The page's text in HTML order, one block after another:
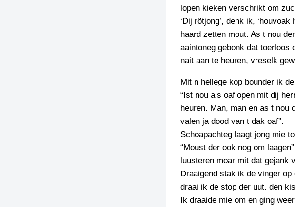
lopen kieken verschrikt om
‘Dij rötjong’, denk ik,
haard zetten mout. As t nou
aaintoneg gebonk dat toerloos
nait aan te heuren, vreselk
Mit n hellege kop bounder ik
“Ist nou ais oaflopen mit dij
heuren. Man, man en as t nou
valen ja dood van t dak oaf”.
Schoapachteg laagt jong mie
“Moust der ook nog om
luusteren moar mit dat gejank
Draaigend stak ik de vinger
draai ik de stop der uut, den
Ik draaide mie om en ging